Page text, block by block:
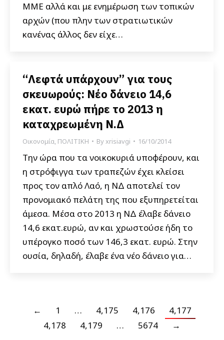
ΜΜΕ αλλά και με ενημέρωση των τοπικών
αρχών (που πλην των στρατιωτικών
κανένας άλλος δεν είχε…
“Λεφτά υπάρχουν” για τους
σκευωρούς: Νέο δάνειο 14,6
εκατ. ευρώ πήρε το 2013 η
καταχρεωμένη Ν.Δ
Οικονομία, ΠΟΛΙΤΙΚΗ Byxrisiavgi 16/10/2014
Την ώρα που τα νοικοκυριά υποφέρουν, και
η στρόφιγγα των τραπεζών έχει κλείσει
προς τον απλό Λαό, η ΝΔ αποτελεί τον
προνομιακό πελάτη της που εξυπηρετείται
άμεσα. Μέσα στο 2013 η ΝΔ έλαβε δάνειο
14,6 εκατ.ευρώ, αν και χρωστούσε ήδη το
υπέρογκο ποσό των 146,3 εκατ. ευρώ. Στην
ουσία, δηλαδή, έλαβε ένα νέο δάνειο για…
← 1 … 4,175 4,176
4,177
4,178
4,179 … 5674 →